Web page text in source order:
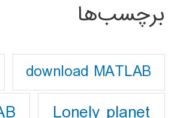
برچسب‌ها
download MATLAB